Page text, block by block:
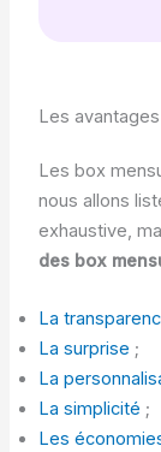
Les
Les box
nous allons
exhaustive,
des box
La
La surprise ;
La
La simplicité ;
Les